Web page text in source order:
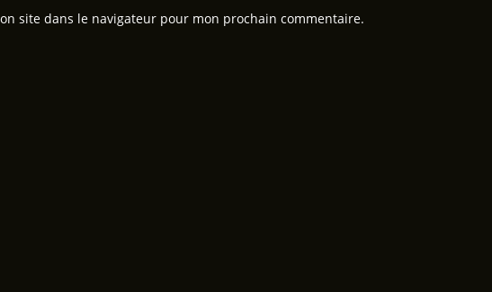
site dans le navigateur pour mon prochain commentaire.